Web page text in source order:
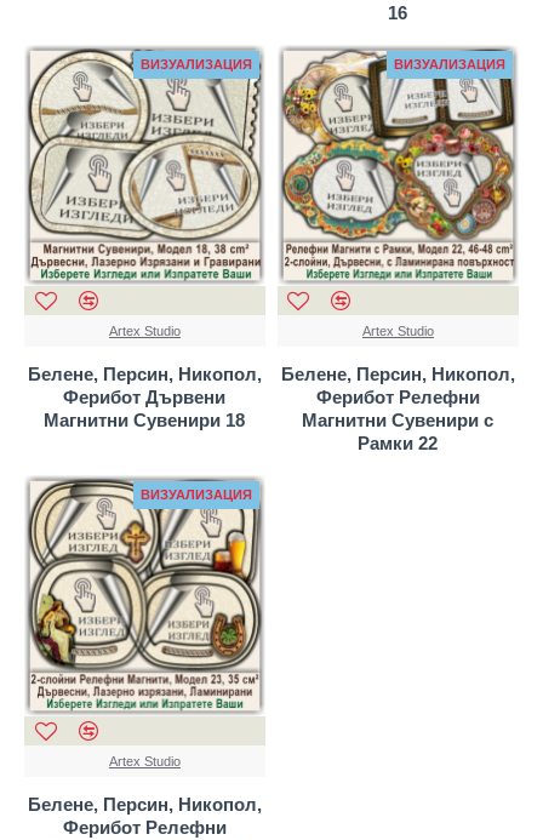
16
ВИЗУАЛИЗАЦИЯ
Artex Studio
Белене, Персин, Никопол,
Ферибот Дървени
Магнитни Сувенири 18
ВИЗУАЛИЗАЦИЯ
Artex Studio
Белене, Персин, Никопол,
Ферибот Релефни
Магнитни Сувенири с
Рамки 22
ВИЗУАЛИЗАЦИЯ
Artex Studio
Белене, Персин, Никопол,
Ферибот Релефни